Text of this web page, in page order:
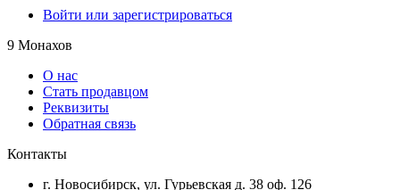
Войти или зарегистрироваться
9 Монахов
О нас
Стать продавцом
Реквизиты
Обратная связь
Контакты
г. Новосибирск, ул. Гурьевская д. 38 оф. 126